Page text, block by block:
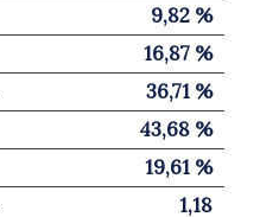
9,82 %
16,87 %
36,71 %
43,68 %
19,61 %
1,18